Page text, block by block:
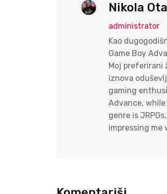
Nikola
administrator
Kao
Game Boy
Moj preferirani
iznova
gaming
Advance,
genre is
impressing